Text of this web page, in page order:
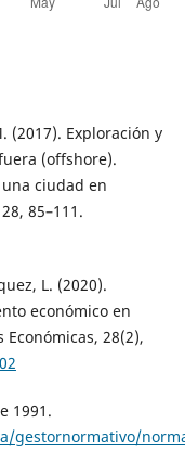
(2017). Exploración y
(offshore).
ciudad en
85–111.
L. (2020).
económico en
Económicas, 28(2),
1991.
gestornormativo/